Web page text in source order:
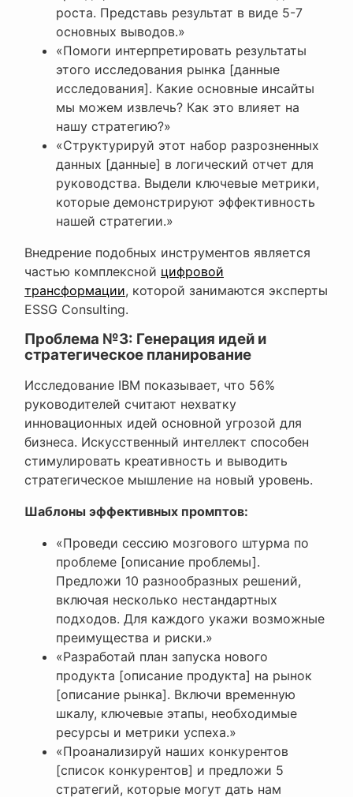
роста. Представь результат в виде 5-7
основных выводов.»
«Помоги интерпретировать результаты
этого исследования рынка [данные
исследования]. Какие основные инсайты
мы можем извлечь? Как это влияет на
нашу стратегию?»
«Структурируй этот набор разрозненных
данных [данные] в логический отчет для
руководства. Выдели ключевые метрики,
которые демонстрируют эффективность
нашей стратегии.»
Внедрение подобных инструментов является
частью комплексной цифровой
трансформации, которой занимаются эксперты
ESSG Consulting.
Проблема №3: Генерация идей и
стратегическое планирование
Исследование IBM показывает, что 56%
руководителей считают нехватку
инновационных идей основной угрозой для
бизнеса. Искусственный интеллект способен
стимулировать креативность и выводить
стратегическое мышление на новый уровень.
Шаблоны эффективных промптов:
«Проведи сессию мозгового штурма по
проблеме [описание проблемы].
Предложи 10 разнообразных решений,
включая несколько нестандартных
подходов. Для каждого укажи возможные
преимущества и риски.»
«Разработай план запуска нового
продукта [описание продукта] на рынок
[описание рынка]. Включи временную
шкалу, ключевые этапы, необходимые
ресурсы и метрики успеха.»
«Проанализируй наших конкурентов
[список конкурентов] и предложи 5
стратегий, которые могут дать нам